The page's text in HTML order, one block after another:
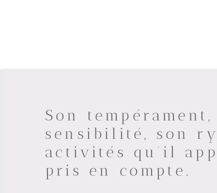
Son
sensibilité, son
activités qu’il
pris en compte.